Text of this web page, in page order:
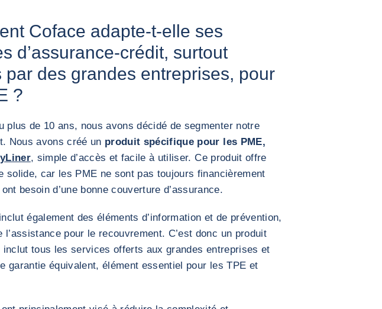
Coface adapte-t-elle ses
d’assurance-crédit, surtout
par des grandes entreprises, pour
?
plus de 10 ans, nous avons décidé de segmenter notre
Nous avons créé un produit spécifique pour les PME,
, simple d’accès et facile à utiliser. Ce produit offre
solide, car les PME ne sont pas toujours financièrement
besoin d’une bonne couverture d’assurance.
inclut également des éléments d’information et de prévention,
l’assistance pour le recouvrement. C’est donc un produit
inclut tous les services offerts aux grandes entreprises et
garantie équivalent, élément essentiel pour les TPE et